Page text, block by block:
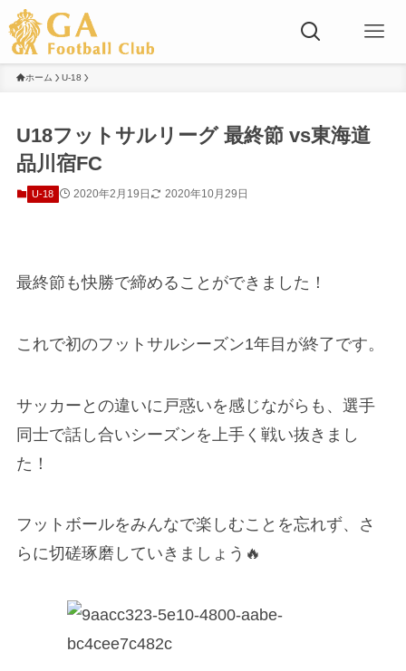
ホーム U-18
U18フットサルリーグ 最終節 vs東海道
品川宿FC
U-18 2020年2月19日 2020年10月29日
最終節も快勝で締めることができました！
これで初のフットサルシーズン1年目が終了です。
サッカーとの違いに戸惑いを感じながらも、選手
同士で話し合いシーズンを上手く戦い抜きまし
た！
フットボールをみんなで楽しむことを忘れず、さ
らに切磋琢磨していきましょう🔥